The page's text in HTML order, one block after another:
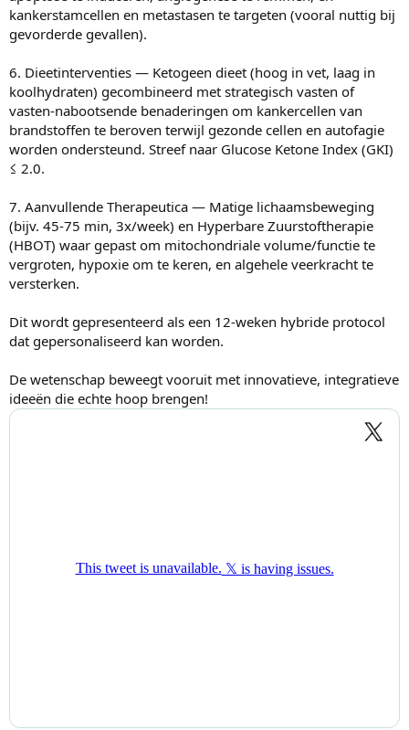
kankerstamcellen en metastasen te targeten (vooral nuttig bij
gevorderde gevallen).
6. Dieetinterventies — Ketogeen dieet (hoog in vet, laag in
koolhydraten) gecombineerd met strategisch vasten of
vasten-nabootsende benaderingen om kankercellen van
brandstoffen te beroven terwijl gezonde cellen en autofagie
worden ondersteund. Streef naar Glucose Ketone Index (GKI)
≤ 2.0.
7. Aanvullende Therapeutica — Matige lichaamsbeweging
(bijv. 45-75 min, 3x/week) en Hyperbare Zuurstoftherapie
(HBOT) waar gepast om mitochondriale volume/functie te
vergroten, hypoxie om te keren, en algehele veerkracht te
versterken.
Dit wordt gepresenteerd als een 12-weken hybride protocol
dat gepersonaliseerd kan worden.
De wetenschap beweegt vooruit met innovatieve, integratieve
ideeën die echte hoop brengen!